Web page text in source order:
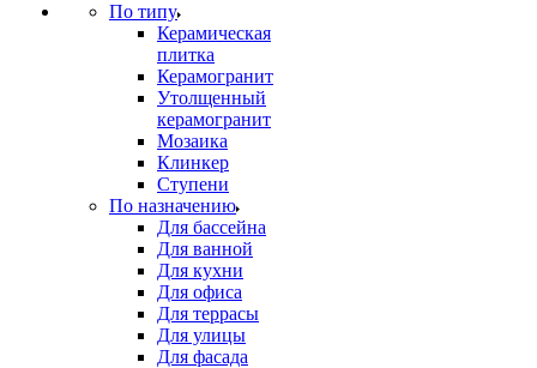
По типу
Керамическая
плитка
Керамогранит
Утолщенный
керамогранит
Мозаика
Клинкер
Ступени
По назначению
Для бассейна
Для ванной
Для кухни
Для офиса
Для террасы
Для улицы
Для фасада